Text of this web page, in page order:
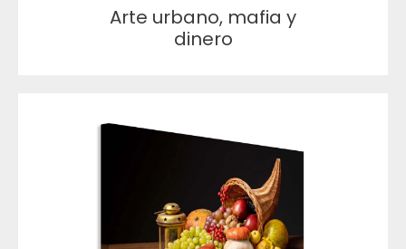
Arte urbano, mafia y
dinero